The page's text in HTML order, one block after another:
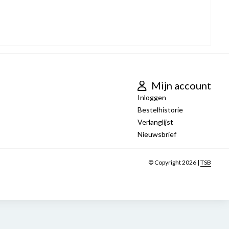
Mijn account
Inloggen
Bestelhistorie
Verlanglijst
Nieuwsbrief
© Copyright 2026 | TSB